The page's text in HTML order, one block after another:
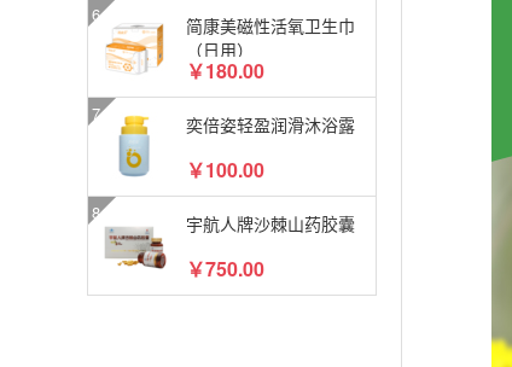
简康美磁性活氧卫生巾
（日用）
￥180.00
奕倍姿轻盈润滑沐浴露
￥100.00
宇航人牌沙棘山药胶囊
￥750.00